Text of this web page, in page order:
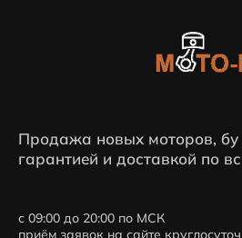
Продажа новых моторов,
гарантией и доставкой по
с 09:00 до 20:00 по МСК
приём заявок на сайте